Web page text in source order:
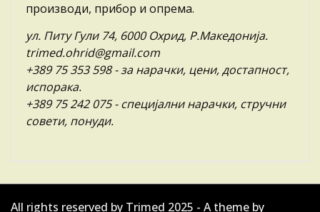
производи, прибор и опрема.
ул. Питу Гули 74, 6000 Охрид, Р.Македонија.
trimed.ohrid@gmail.com
+389 75 353 598- за нарачки, цени, достапност,
испорака.
+389 75 242 075- специјални нарачки, стручни
совети, понуди.
All rights reserved by Trimed 2025 - A theme by